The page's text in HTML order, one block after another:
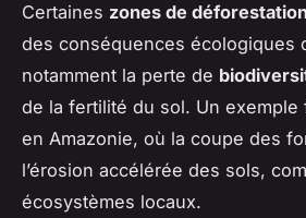
Certaines zones de
des conséquences écologiques
notamment la perte de
de la fertilité du sol. Un exemple
en Amazonie, où la coupe des
l’érosion accélérée des sols,
écosystèmes locaux.